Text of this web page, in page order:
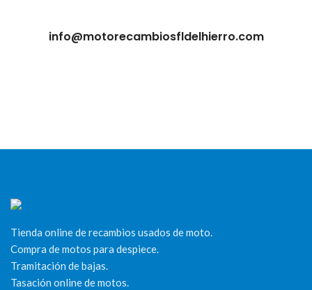
info@motorecambiosfldelhierro.com
Tienda online de recambios usados de moto.
Compra de motos para despiece.
Tramitación de bajas.
Tasación online de motos.